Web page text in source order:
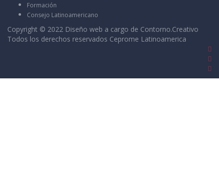
Formación
Consejo Latinoamericano
Copyright © 2022 Diseño web a cargo de Contorno.Creativo
Todos los derechos reservados Ceprome Latinoamerica